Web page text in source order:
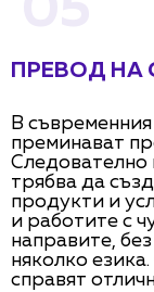
ПРЕВОД НА
В
преминават
Следователно
трябва да
продукти и
и работите с
направите,
няколко
справят